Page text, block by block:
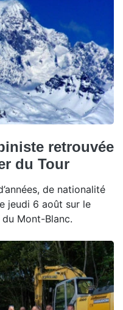
retrouvée
du Tour
de nationalité
jeudi 6 août sur le
Mont-Blanc.